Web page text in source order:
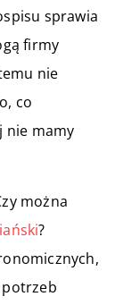
sprawia
firmy
nie
co
nie mamy
można
?